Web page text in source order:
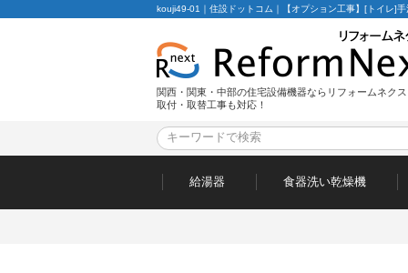
kouji49-01｜住設ドットコム｜【オプション工事】[トイレ]
関西・関東・中部の住宅設備機器ならリフォームネク
取付・取替工事も対応！
給湯器 食器洗い乾燥機